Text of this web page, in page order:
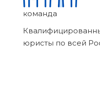
команда
юристы по всей